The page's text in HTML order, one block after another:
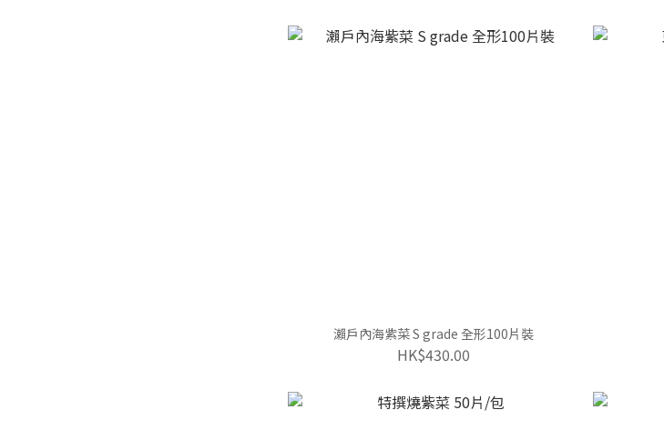
瀨戶內海紫菜 S grade 全形100片裝
HK$430.00